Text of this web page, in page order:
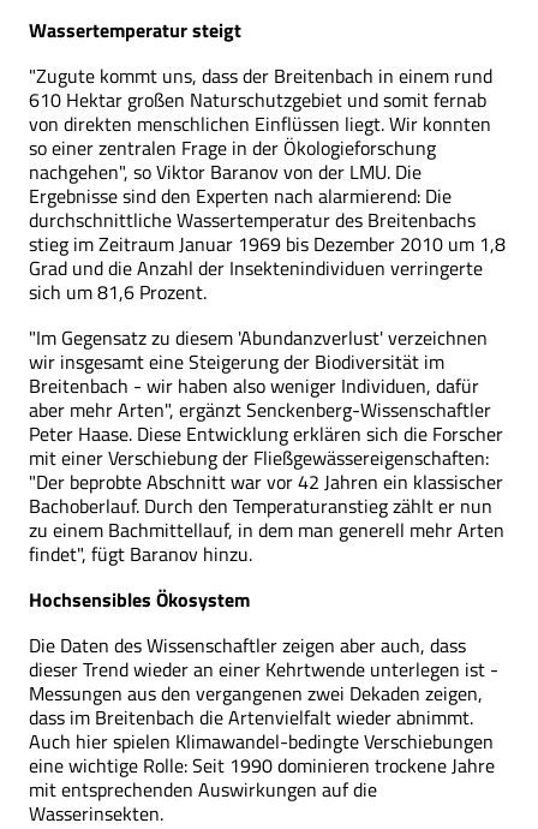
Wassertemperatur steigt
"Zugute kommt uns, dass der Breitenbach in einem rund
610 Hektar großen Naturschutzgebiet und somit fernab
von direkten menschlichen Einflüssen liegt. Wir konnten
so einer zentralen Frage in der Ökologieforschung
nachgehen", so Viktor Baranov von der LMU. Die
Ergebnisse sind den Experten nach alarmierend: Die
durchschnittliche Wassertemperatur des Breitenbachs
stieg im Zeitraum Januar 1969 bis Dezember 2010 um 1,8
Grad und die Anzahl der Insektenindividuen verringerte
sich um 81,6 Prozent.
"Im Gegensatz zu diesem 'Abundanzverlust' verzeichnen
wir insgesamt eine Steigerung der Biodiversität im
Breitenbach - wir haben also weniger Individuen, dafür
aber mehr Arten", ergänzt Senckenberg-Wissenschaftler
Peter Haase. Diese Entwicklung erklären sich die Forscher
mit einer Verschiebung der Fließgewässereigenschaften:
"Der beprobte Abschnitt war vor 42 Jahren ein klassischer
Bachoberlauf. Durch den Temperaturanstieg zählt er nun
zu einem Bachmittellauf, in dem man generell mehr Arten
findet", fügt Baranov hinzu.
Hochsensibles Ökosystem
Die Daten des Wissenschaftler zeigen aber auch, dass
dieser Trend wieder an einer Kehrtwende unterlegen ist -
Messungen aus den vergangenen zwei Dekaden zeigen,
dass im Breitenbach die Artenvielfalt wieder abnimmt.
Auch hier spielen Klimawandel-bedingte Verschiebungen
eine wichtige Rolle: Seit 1990 dominieren trockene Jahre
mit entsprechenden Auswirkungen auf die
Wasserinsekten.